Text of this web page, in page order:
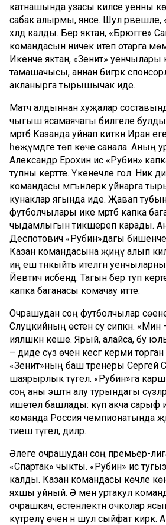
катнашында узасы киләсе уенны
сабак алырмы, янәсе. Шул
хәлдә калды. Бер яктан, «Брюгге»
командасын ничек итеп отарга
Икенче яктан, «Зенит» уенчылары
тамашачысы, аннан бигрәк
акланырга тырышычак иде.
Матч алдыннан хуҗалар
чыгыш ясамаячагы билгеле
мәртәбә Казанда уйнап киткән Иран
һөҗүмдәге төп көче санала. Аның
Александр Ерохин исә «Рубин»
тупны кертте. Үкенечле гол. Ник
командасы мәгънәлерәк уйнарга
кунаклар ягында иде. Җавап тубын
футболчылары ике мәртәбә капка
чыдамлыгын тикшереп карады.
Деспотович «Рубин»дагы бишенче
Казан командасына җиңү алып
иң еш тәнкыйть ителгән
Йевтич исәбендә. Тагын бер туп
капка баганасы комачау итте.
Очрашудан соң футболчылар
Слуцкийның өстенә су сипкән. «Мин
ияләшкән кеше. Ярый, алайса, бу
– диде сүз өчен кесәгә керми
«Зенит»ның баш тренеры Сергей
шаярырлык түгел. «Рубин»га
соң аны эштән алу турындагы
ишетелә башлады: күп акча сарыф
команда Россия чемпионатында
тиеш түгел, диләр.
Әлеге очрашудан соң премьер-
«Спартак» чыкты. «Рубин» исә
калды. Казан командасы көчле
яхшы уйный. Ә менә уртакул
очрашкач, өстенлектән очколар
күтәрелү өчен әнә шул сыйфат